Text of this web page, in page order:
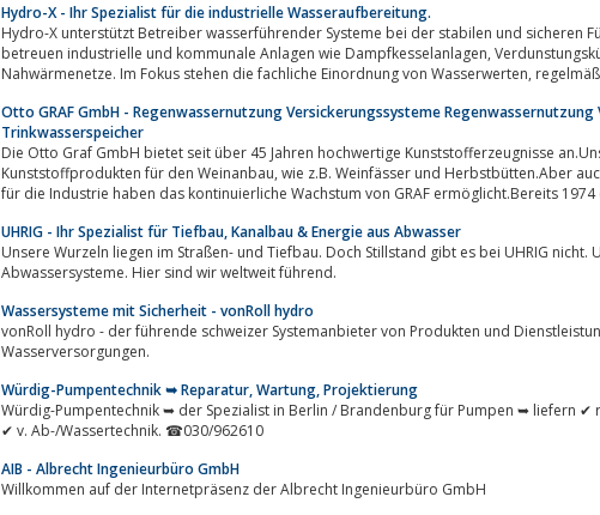
Hydro-X - Ihr Spezialist für die industrielle Wasseraufbereitung.
Hydro-X unterstützt Betreiber wasserführender Systeme bei der stabilen und sicheren
betreuen industrielle und kommunale Anlagen wie Dampfkesselanlagen, Verdunstungskühlanlagen sowie Heiz- und
Nahwärmenetze. Im Fokus stehen die
Otto GRAF GmbH - Regenwassernutzung Versickerungssysteme
Trinkwasserspeicher
Die Otto Graf GmbH bietet seit über 45 Jahren hochwertige Kunststofferzeugnisse
Kunststoffprodukten für den Weinanbau, wie z.B. Weinfässer und Herbstbütten.Aber
für die Industrie haben das kontinuierliche Wachstum von GRAF ermöglicht.Bereits 1974
UHRIG - Ihr Spezialist für Tiefbau, Kanalbau & Energie aus Abwasser
Unsere Wurzeln liegen im Straßen- und Tiefbau. Doch Stillstand gibt es bei UHRIG nicht.
Abwassersysteme. Hier sind wir weltweit führend.
Wassersysteme mit Sicherheit - vonRoll hydro
vonRoll hydro - der führende schweizer Systemanbieter von Produkten und
Wasserversorgungen.
Würdig-Pumpentechnik ➥ Reparatur, Wartung, Projektierung
Würdig-Pumpentechnik ➥ der Spezialist in Berlin / Brandenburg für Pumpen ➥ liefern
✔ v. Ab-/Wassertechnik. ☎030/962610
AIB - Albrecht Ingenieurbüro GmbH
Willkommen auf der Internetpräsenz der Albrecht Ingenieurbüro GmbH